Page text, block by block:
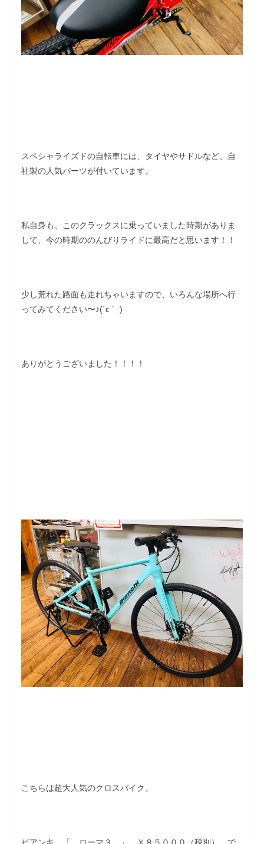
スペシャライズドの自転車には、タイヤやサドルなど、自
社製の人気パーツが付いています。
私自身も、このクラックスに乗っていました時期がありま
して、今の時期ののんびりライドに最高だと思います！！
少し荒れた路面も走れちゃいますので、いろんな場所へ行
ってみてください〜♪(´ε｀ )
ありがとうございました！！！！
こちらは超大人気のクロスバイク。
ビアンキ 「 ローマ３ 」 ￥８５０００（税別） で